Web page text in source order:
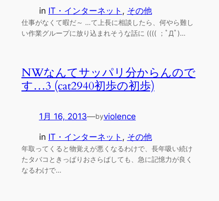
in IT・インターネット , その他
仕事がなくて暇だ～ …て上長に相談したら、何やら難し
い作業グループに放り込まれそうな話に (((( ；ﾟДﾟ)…
NWなんてサッパリ分からんので
す…3 (cat2940初歩の初歩)
1月 16, 2013—byviolence
in IT・インターネット , その他
年取ってくると物覚えが悪くなるわけで、長年吸い続け
たタバコときっぱりおさらばしても、急に記憶力が良く
なるわけで…